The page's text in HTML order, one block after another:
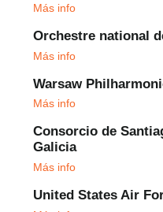
Más info
Orchestre national
Más info
Warsaw
Más info
Consorcio de
Galicia
Más info
United States Air